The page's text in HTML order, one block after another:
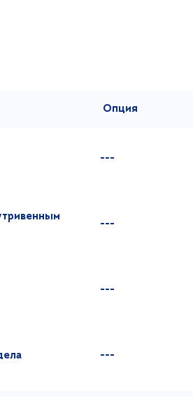
Опция
---
---
---
---